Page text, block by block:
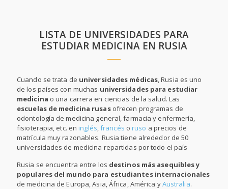
LISTA DE UNIVERSIDADES PARA
ESTUDIAR MEDICINA EN RUSIA
Cuando se trata de universidades médicas , Rusia es uno
de los países con muchas universidades para estudiar
medicina o una carrera en ciencias de la salud. Las
escuelas de medicina rusasofrecen programas de
odontología de medicina general, farmacia y enfermería,
fisioterapia, etc. eninglés ,francés oruso a precios de
matrícula muy razonables. Rusia tiene alrededor de 50
universidades de medicina repartidas por todo el país
Rusia se encuentra entre los destinos más asequibles y
populares del mundo para estudiantes internacionales
de medicina de Europa, Asia, África, América yAustralia.